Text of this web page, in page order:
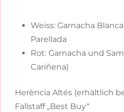
Weiss: Garnacha
Parellada
Rot: Garnacha und
Cariñena)
Herència Altés (erhältlich
Fallstaff „Best Buy“